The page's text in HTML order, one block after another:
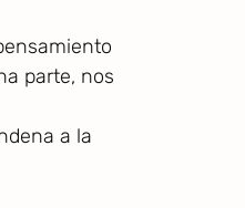
parte, nos
a la